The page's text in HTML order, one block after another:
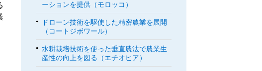
ーションを提供（モロッコ）
ドローン技術を駆使した精密農業を展開
（コートジボワール）
水耕栽培技術を使った垂直農法で農業生
産性の向上を図る（エチオピア）